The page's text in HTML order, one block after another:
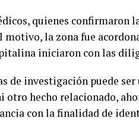
quienes confirmaron
la zona fue
iniciaron con las
de investigación puede
hecho relacionado,
con la finalidad de